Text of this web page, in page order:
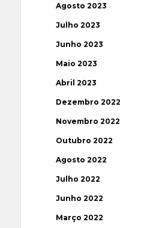
Agosto 2023
Julho 2023
Junho 2023
Maio 2023
Abril 2023
Dezembro 2022
Novembro 2022
Outubro 2022
Agosto 2022
Julho 2022
Junho 2022
Março 2022